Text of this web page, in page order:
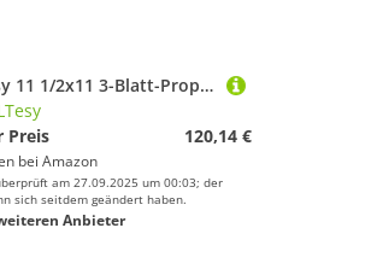
HLTesy 11 1/2x11 3-Blatt-Propeller for Außenbordmotor 35 PS 40 PS 50 PS 55 PS 60 PS 65 PS 13 Spline
Preis
120,14 €
bei Amazon
am 27.09.2025 um 00:03; der
sich seitdem geändert haben.
Anbieter